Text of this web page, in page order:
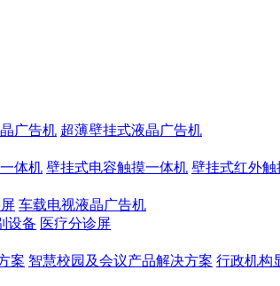
广告机 超薄壁挂式液晶广告机
体机 壁挂式电容触摸一体机 壁挂式红外触
车载电视液晶广告机
设备 医疗分诊屏
案 智慧校园及会议产品解决方案 行政机构